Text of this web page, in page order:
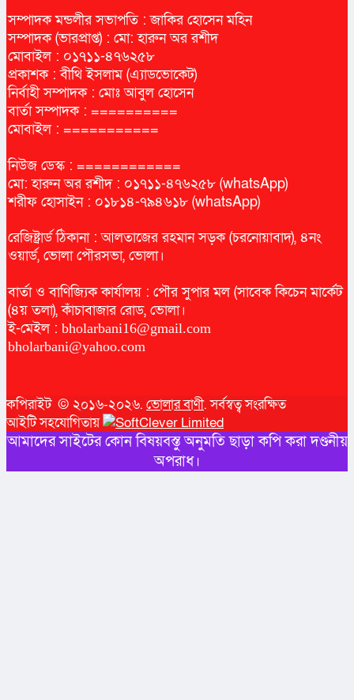
সম্পাদক মন্ডলীর সভাপতি : জাকির হোসেন মহিন
সম্পাদক (ভারপ্রাপ্ত) : মো: হারুন অর রশীদ
মোবাইল : ০১৭১১-৪৭৬২৫৮
প্রকাশক : বীথি ইসলাম (এ্যাডভোকেট)
নির্বাহী সম্পাদক : মোঃ আবুল হোসেন
বার্তা সম্পাদক : ==========
মোবাইল : ===========
নিউজ ডেস্ক : ============
মো: হারুন অর রশীদ : ০১৭১১-৪৭৬২৫৮ (whatsApp)
শরীফ হোসাইন : ০১৮১৪-৭৯৪৬১৮ (whatsApp)
রেজিষ্ট্রার্ড ঠিকানা : আলতাজের রহমান সড়ক (চরনোয়াবাদ), ৪নং
ওয়ার্ড, ভোলা পৌরসভা, ভোলা।
বার্তা ও বাণিজ্যিক কার্যালয় : পৌর সুপার মল (সাবেক কিচেন মার্কেট
(৪য় তলা), কাঁচাবাজার রোড, ভোলা।
ই-মেইল : bholarbani16@gmail.com
bholarbani@yahoo.com
কপিরাইট © ২০১৬-২০২৬. ভোলার বাণী. সর্বস্বত্ব সংরক্ষিত
আইটি সহযোগিতায়
আমাদের সাইটের কোন বিষয়বস্তু অনুমতি ছাড়া কপি করা দণ্ডনীয়
অপরাধ।